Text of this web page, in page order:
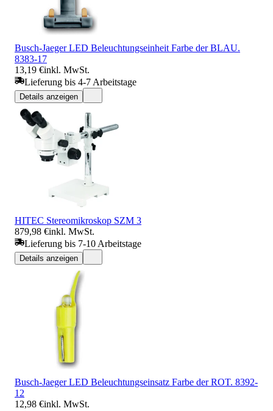
Busch-Jaeger LED Beleuchtungseinheit Farbe der BLAU.
8383-17
13,19 €inkl. MwSt.
Lieferung bis 4-7 Arbeitstage
Details anzeigen
HITEC Stereomikroskop SZM 3
879,98 €inkl. MwSt.
Lieferung bis 7-10 Arbeitstage
Details anzeigen
Busch-Jaeger LED Beleuchtungseinsatz Farbe der ROT. 8392-
12
12,98 €inkl. MwSt.